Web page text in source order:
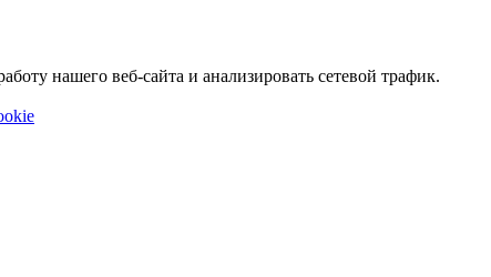
нашего веб-сайта и анализировать сетевой трафик.